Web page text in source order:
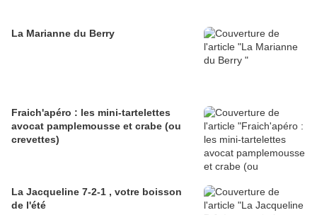
La Marianne du Berry
Fraich'apéro : les mini-tartelettes
avocat pamplemousse et crabe (ou
crevettes)
La Jacqueline 7-2-1 , votre boisson
de l'été